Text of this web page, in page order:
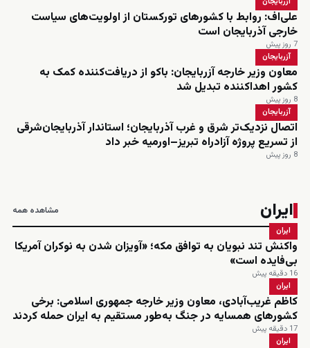
علی‌اف: روابط با کشورهای تورکستان از اولویت‌های سیاست
خارجی آذربایجان است
7 روز پیش
آزربایجان
معاون وزیر خارجه آزربایجان: باکو از دریافت‌کننده کمک به
کشور اهداکننده تبدیل شد
8 روز پیش
آزربایجان
اتصال نزدیک‌تر شرق و غرب آذربایجان؛ استاندار آذربایجان‌شرقی
از تسریع پروژه آزادراه تبریز–اورمیه خبر داد
8 روز پیش
ایران مشاهده همه
ایران
واکنش تند نبویان به توافق مکه؛ «آویزان شدن به نوکران آمریکا
بی‌فایده است»
16 دقیقه پیش
ایران
کاظم غریب‌آبادی، معاون وزیر خارجه جمهوری اسلامی: برخی
کشورهای همسایه در جنگ به‌طور مستقیم به ایران حمله کردند
17 دقیقه پیش
ایران